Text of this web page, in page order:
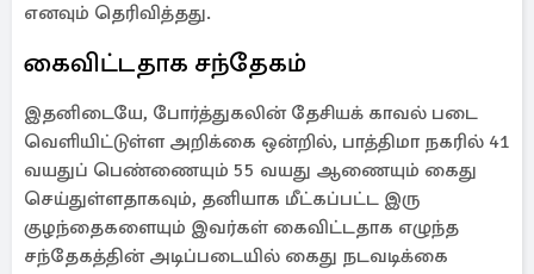
எனவும் தெரிவித்தது.
கைவிட்டதாக சந்தேகம்
இதனிடையே, போர்த்துகலின் தேசியக் காவல் படை
வெளியிட்டுள்ள அறிக்கை ஒன்றில், பாத்திமா நகரில் 41
வயதுப் பெண்ணையும் 55 வயது ஆணையும் கைது
செய்துள்ளதாகவும், தனியாக மீட்கப்பட்ட இரு
குழந்தைகளையும் இவர்கள் கைவிட்டதாக எழுந்த
சந்தேகத்தின் அடிப்படையில் கைது நடவடிக்கை